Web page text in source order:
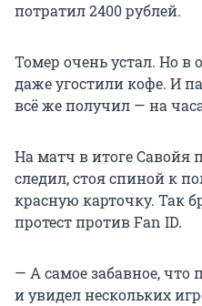
потратил 2400 рублей.
Томер очень устал. Но
даже угостили кофе. И
всё же получил — на
На матч в итоге Савойя
следил, стоя спиной к
красную карточку. Так
протест против Fan ID.
— А самое забавное, что
и увидел нескольких